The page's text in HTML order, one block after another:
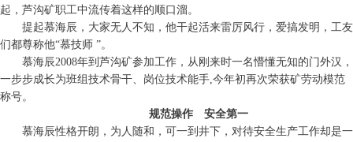
起，芦沟矿职工中流传着这样的顺口溜。
提起慕海辰，大家无人不知，他干起活来雷厉风行，爱搞发明，工友
们都尊称他“慕技师 ”。
慕海辰2008年到芦沟矿参加工作，从刚来时一名懵懂无知的门外汉，
一步步成长为班组技术骨干、岗位技术能手,今年初再次荣获矿劳动模范
称号。
规范操作 安全第一
慕海辰性格开朗，为人随和，可一到井下，对待安全生产工作却是一